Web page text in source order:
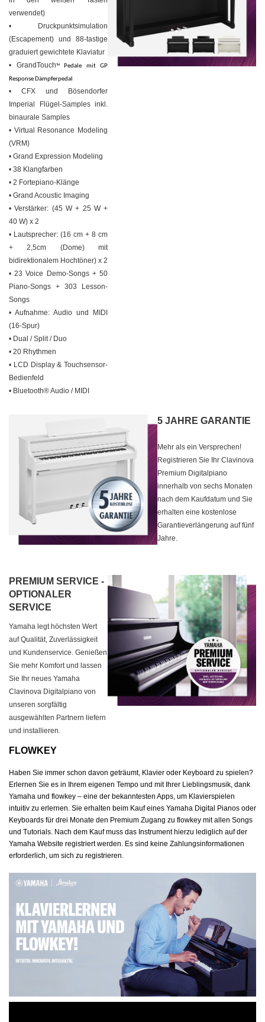
verwendet)
• Druckpunktsimulation
(Escapement) und 88-tastige
graduiert gewichtete Klaviatur
• GrandTouch TMPedale mit GP
Response Dämpferpedal
• CFX und Bösendorfer
Imperial Flügel-Samples inkl.
binaurale Samples
• Virtual Resonance Modeling
(VRM)
• Grand Expression Modeling
• 38 Klangfarben
• 2 Fortepiano-Klänge
• Grand Acoustic Imaging
• Verstärker: (45 W + 25 W +
40 W) x 2
• Lautsprecher: (16 cm + 8 cm
+ 2,5cm (Dome) mit
bidirektionalem Hochtöner) x 2
• 23 Voice Demo-Songs + 50
Piano-Songs + 303 Lesson-
Songs
• Aufnahme: Audio und MIDI
(16-Spur)
• Dual / Split / Duo
• 20 Rhythmen
• LCD Display & Touchsensor-
Bedienfeld
• Bluetooth® Audio / MIDI
5 JAHRE GARANTIE
Mehr als ein Versprechen!
Registrieren Sie Ihr Clavinova
Premium Digitalpiano
innerhalb von sechs Monaten
nach dem Kaufdatum und Sie
erhalten eine kostenlose
Garantieverlängerung auf fünf
Jahre.
PREMIUM SERVICE -
OPTIONALER
SERVICE
Yamaha legt höchsten Wert
auf Qualität, Zuverlässigkeit
und Kundenservice. Genießen
Sie mehr Komfort und lassen
Sie Ihr neues Yamaha
Clavinova Digitalpiano von
unseren sorgfältig
ausgewählten Partnern liefern
und installieren.
FLOWKEY
Haben Sie immer schon davon geträumt, Klavier oder Keyboard zu spielen?
Erlernen Sie es in Ihrem eigenen Tempo und mit Ihrer Lieblingsmusik, dank
Yamaha und flowkey – eine der bekanntesten Apps, um Klavierspielen
intuitiv zu erlernen. Sie erhalten beim Kauf eines Yamaha Digital Pianos oder
Keyboards für drei Monate den Premium Zugang zu flowkey mit allen Songs
und Tutorials. Nach dem Kauf muss das Instrument hierzu lediglich auf der
Yamaha Website registriert werden. Es sind keine Zahlungsinformationen
erforderlich, um sich zu registrieren.